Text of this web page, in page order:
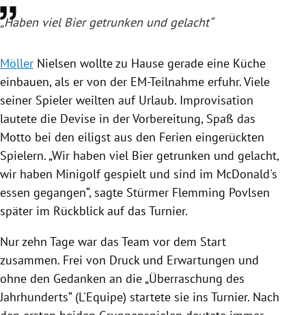
„Haben viel Bier getrunken und gelacht“
Möller Nielsen wollte zu Hause gerade eine Küche
einbauen, als er von der EM-Teilnahme erfuhr. Viele
seiner Spieler weilten auf Urlaub. Improvisation
lautete die Devise in der Vorbereitung, Spaß das
Motto bei den eiligst aus den Ferien eingerückten
Spielern. „Wir haben viel Bier getrunken und gelacht,
wir haben Minigolf gespielt und sind im McDonald's
essen gegangen“, sagte Stürmer Flemming Povlsen
später im Rückblick auf das Turnier.
Nur zehn Tage war das Team vor dem Start
zusammen. Frei von Druck und Erwartungen und
ohne den Gedanken an die „Überraschung des
Jahrhunderts“ (L'Equipe) startete sie ins Turnier. Nach